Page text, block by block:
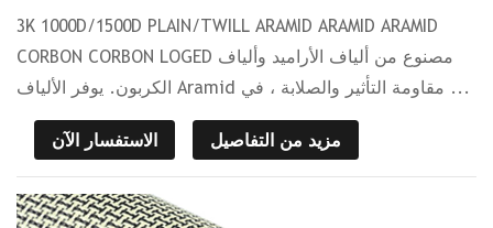
3K 1000D/1500D PLAIN/TWILL ARAMID ARAMID ARAMID
CORBON CORBON LOGED مصنوع من ألياف الأراميد وألياف
الكربون. يوفر الألياف Aramid مقاومة التأثير والصلابة ، في ...
الاستفسار الآن مزيد من التفاصيل